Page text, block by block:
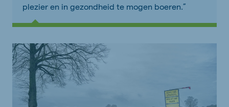
plezier en in gezondheid te mogen boeren.”